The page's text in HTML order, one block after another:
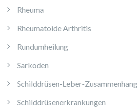
Rheuma
Rheumatoide Arthritis
Rundumheilung
Sarkoden
Schilddrüsen-Leber-Zusammenhang
Schilddrüsenerkrankungen